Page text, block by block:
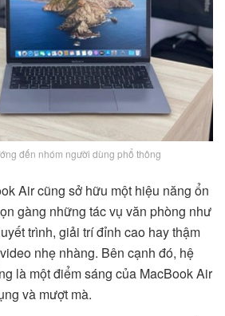
đến nhóm người dùng phổ thông
Air cũng sở hữu một hiệu năng ổn
gàng những tác vụ văn phòng như
trình, giải trí đỉnh cao hay thậm
nhẹ nhàng. Bên cạnh đó, hệ
là một điểm sáng của MacBook Air
và mượt mà.